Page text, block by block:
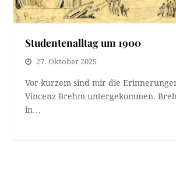
Studentenalltag um 1900
27. Oktober 2025
Vor kurzem sind mir die
Vincenz Brehm untergekommen.
in…